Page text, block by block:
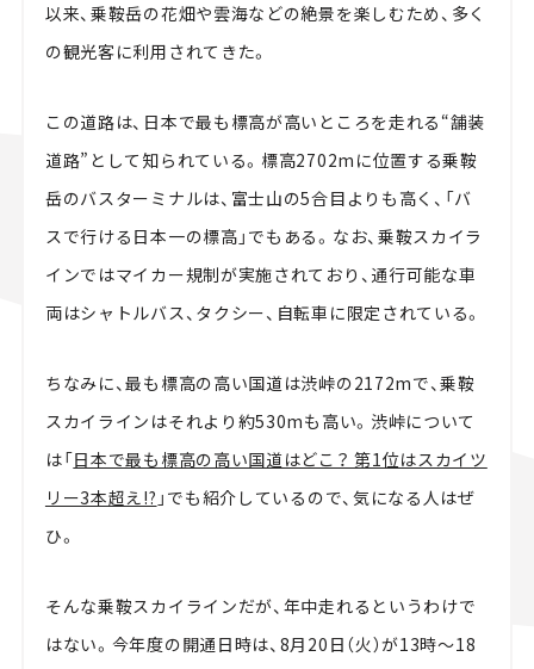
以来、乗鞍岳の花畑や雲海などの絶景を楽しむため、多く
の観光客に利用されてきた。
この道路は、日本で最も標高が高いところを走れる“舗装
道路”として知られている。標高2702mに位置する乗鞍
岳のバスターミナルは、富士山の5合目よりも高く、「バ
スで行ける日本一の標高」でもある。なお、乗鞍スカイラ
インではマイカー規制が実施されており、通行可能な車
両はシャトルバス、タクシー、自転車に限定されている。
ちなみに、最も標高の高い国道は渋峠の2172mで、乗鞍
スカイラインはそれより約530mも高い。渋峠について
は「日本で最も標高の高い国道はどこ？ 第1位はスカイツ
リー3本超え!? 」でも紹介しているので、気になる人はぜ
ひ。
そんな乗鞍スカイラインだが、年中走れるというわけで
はない。今年度の開通日時は、8月20日（火）が13時～18